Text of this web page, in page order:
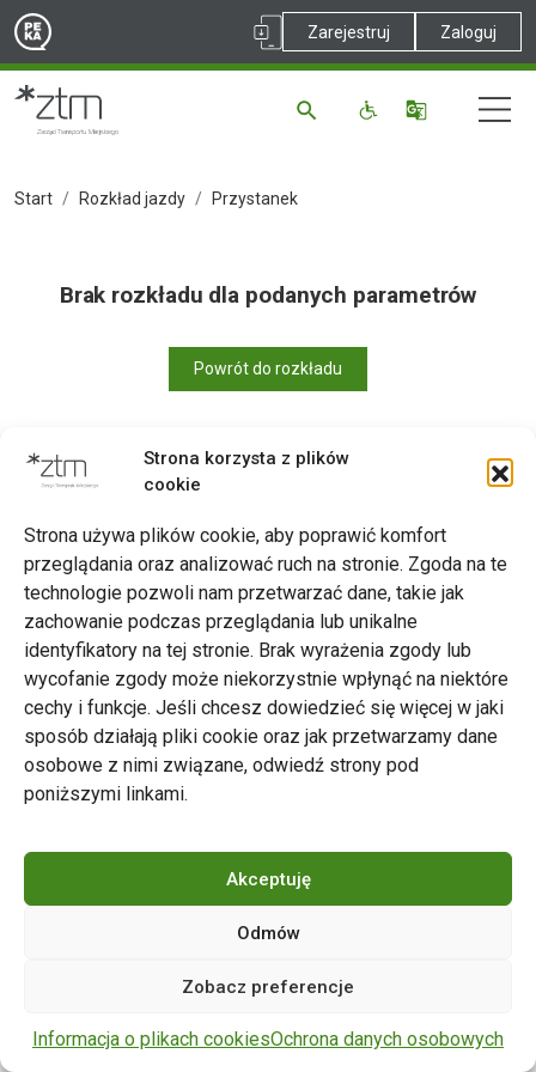
Strona korzysta z plików
cookie
Strona używa plików cookie, aby poprawić komfort
przeglądania oraz analizować ruch na stronie. Zgoda na te
technologie pozwoli nam przetwarzać dane, takie jak
zachowanie podczas przeglądania lub unikalne
identyfikatory na tej stronie. Brak wyrażenia zgody lub
wycofanie zgody może niekorzystnie wpłynąć na niektóre
cechy i funkcje. Jeśli chcesz dowiedzieć się więcej w jaki
sposób działają pliki cookie oraz jak przetwarzamy dane
osobowe z nimi związane, odwiedź strony pod
poniższymi linkami.
Akceptuję
Odmów
Zobacz preferencje
Informacja o plikach cookiesOchrona danych osobowych
Zarejestruj Zaloguj
Start Rozkład jazdy Przystanek
Brak rozkładu dla podanych parametrów
Powrót do rozkładu
Zarząd Transportu Miejskiego w Poznaniu
Napisz do nas
tel. 61 646 33 44
ul. Matejki 59, 60-770 Poznań
zastrzeżone.